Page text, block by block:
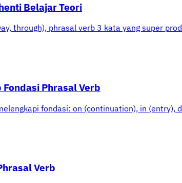
Belajar Teori
through), phrasal verb 3 kata yang super
Phrasal Verb
fondasi: on (continuation), in (entry),
Verb